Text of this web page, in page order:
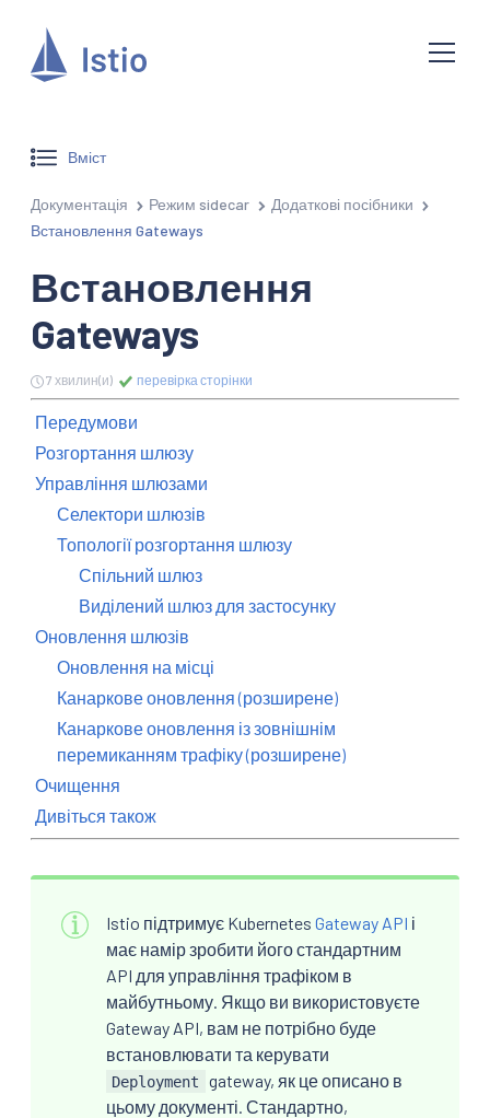
Вміст
Документація Режим sidecar
Додаткові посібники
Встановлення Gateways
Встановлення
Gateways
7 хвилин(и) перевірка сторінки
Передумови
Розгортання шлюзу
Управління шлюзами
Селектори шлюзів
Топології розгортання шлюзу
Спільний шлюз
Виділений шлюз для застосунку
Оновлення шлюзів
Оновлення на місці
Канаркове оновлення (розширене)
Канаркове оновлення із зовнішнім
перемиканням трафіку (розширене)
Очищення
Дивіться також
Istio підтримує Kubernetes Gateway API і
має намір зробити його стандартним
API для управління трафіком в
майбутньому. Якщо ви використовуєте
Gateway API, вам не потрібно буде
встановлювати та керувати
Deployment
gateway, як це описано в
цьому документі. Стандартно,